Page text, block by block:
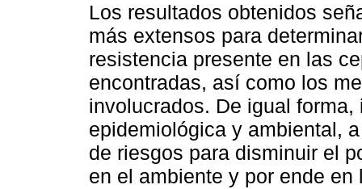
Los resultados obtenidos
más extensos para
resistencia presente en las
encontradas, así como los
involucrados. De igual
epidemiológica y ambiental,
de riesgos para disminuir el
en el ambiente y por ende en